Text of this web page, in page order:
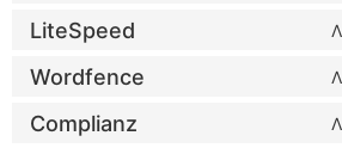
LiteSpeed
Wordfence
Complianz